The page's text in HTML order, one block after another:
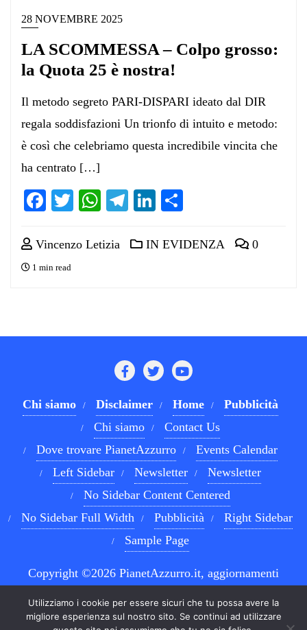
28 NOVEMBRE 2025
LA SCOMMESSA – Colpo grosso:
la Quota 25 è nostra!
Il metodo segreto PARI-DISPARI ideato dal DIR
regala soddisfazioni Un trionfo di intuito e metodo:
è così che celebriamo questa incredibile vincita che
ha centrato […]
Facebook
TwitterWhatsApp
Telegram
LinkedIn
Vincenzo Letizia IN EVIDENZA 0
1 min read
Chi siamo Disclaimer Home
Pubblicità
Chi siamo
Contact Us
Dove trovare PianetAzzurro
Events Calendar
Left Sidebar
Newsletter
Newsletter
No Sidebar Content Centered
No Sidebar Full Width
Pubblicità
Right Sidebar
Sample Page
Copyright ©2026 PianetAzzurro.it, aggiornamenti
rights reserved.Powered byWordPress & Designed by
Utilizziamo i cookie per essere sicuri che tu possa avere la
migliore esperienza sul nostro sito. Se continui ad utilizzare